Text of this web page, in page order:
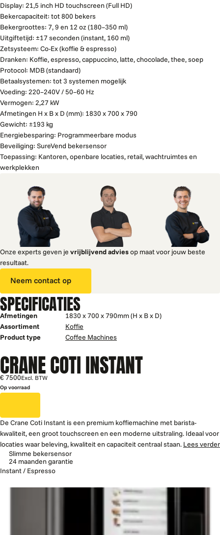
Display: 21,5 inch HD touchscreen (Full HD)
Bekercapaciteit: tot 800 bekers
Bekergroottes: 7, 9 en 12 oz (180–350 ml)
Uitgiftetijd: ±17 seconden (instant, 160 ml)
Zetsysteem: Co-Ex (koffie & espresso)
Dranken: Koffie, espresso, cappuccino, latte, chocolade, thee, soep
Protocol: MDB (standaard)
Betaalsystemen: tot 3 systemen mogelijk
Voeding: 220–240V / 50–60 Hz
Vermogen: 2,27 kW
Afmetingen H x B x D (mm): 1830 x 700 x 790
Gewicht: ±193 kg
Energiebesparing: Programmeerbare modus
Beveiliging: SureVend bekersensor
Toepassing: Kantoren, openbare locaties, retail, wachtruimtes en
werkplekken
Onze experts geven je vrijblijvend adviesop maat voor jouw beste
resultaat.
Neem contact op
SPECIFICATIES
Afmetingen
1830 x 700 x 790mm (H x B x D)
Assortiment
Koffie
Product type
Coffee Machines
CRANE COTI INSTANT
€ 7500Excl. BTW
Op voorraad
De Crane Coti Instant is een premium koffiemachine met barista-
kwaliteit, een groot touchscreen en een moderne uitstraling. Ideaal voor
locaties waar beleving, kwaliteit en capaciteit centraal staan. Lees verder
Slimme bekersensor
24 maanden garantie
Instant / Espresso